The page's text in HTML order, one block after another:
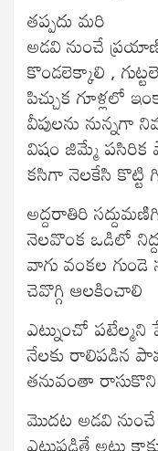
తప్పదు మరి
అడవి నుంచే
కొండలెక్కాలి ,
పిచ్చుక గూళ్లలో
వీపులను నున్నగా
విషం జిమ్మే పసిరిక
కసిగా నెలకేసి కొట్టి
అద్దరాతిరి
నెలవొంక ఒడిలో
వాగు వంకల గుండె
చెవొగ్గి ఆలకించాలి
ఎట్నుంచో పటేల్మని
నేలకు రాలిపడిన
తనువంతా
మొదట అడవి